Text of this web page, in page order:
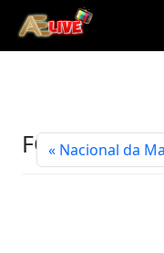
FC Arouca
Nacional da